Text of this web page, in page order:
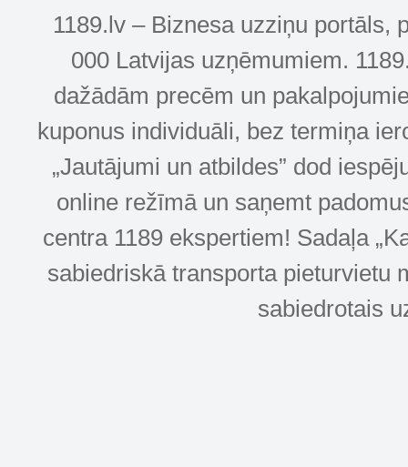
1189.lv – Biznesa uzziņu portāls,
000 Latvijas uzņēmumiem.
dažādām precēm un
kuponus individuāli, bez termiņa
„Jautājumi un atbildes” dod
online režīmā un saņemt
centra 1189 ekspertiem! Sadaļa
sabiedriskā transporta pieturvietu
sabiedrotais